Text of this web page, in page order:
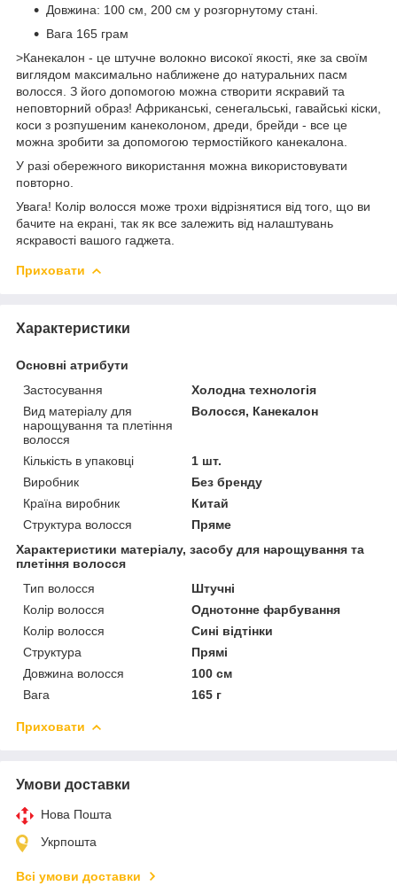
Довжина: 100 см, 200 см у розгорнутому стані.
Вага 165 грам
>Канекалон - це штучне волокно високої якості, яке за своїм
виглядом максимально наближене до натуральних пасм
волосся. З його допомогою можна створити яскравий та
неповторний образ! Африканські, сенегальські, гавайські кіски,
коси з розпушеним канеколоном, дреди, брейди - все це
можна зробити за допомогою термостійкого канекалона.
У разі обережного використання можна використовувати
повторно.
Увага! Колір волосся може трохи відрізнятися від того, що ви
бачите на екрані, так як все залежить від налаштувань
яскравості вашого гаджета.
Приховати
Характеристики
Основні атрибути
Застосування
Холодна технологія
Вид матеріалу для
нарощування та плетіння
волосся
Волосся, Канекалон
Кількість в упаковці
1 шт.
Виробник
Без бренду
Країна виробник
Китай
Структура волосся
Пряме
Характеристики матеріалу, засобу для нарощування та
плетіння волосся
Тип волосся
Штучні
Колір волосся
Однотонне фарбування
Колір волосся
Сині відтінки
Структура
Прямі
Довжина волосся
100 см
Вага
165 г
Приховати
Умови доставки
Нова Пошта
Укрпошта
Всі умови доставки